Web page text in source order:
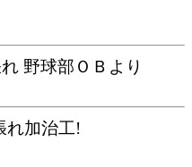
野球部ＯＢより
れ加治工!